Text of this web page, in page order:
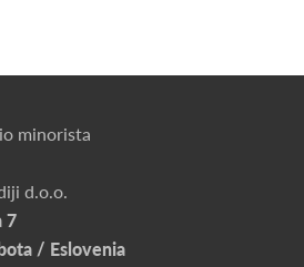
minorista
d.o.o.
7
/ Eslovenia